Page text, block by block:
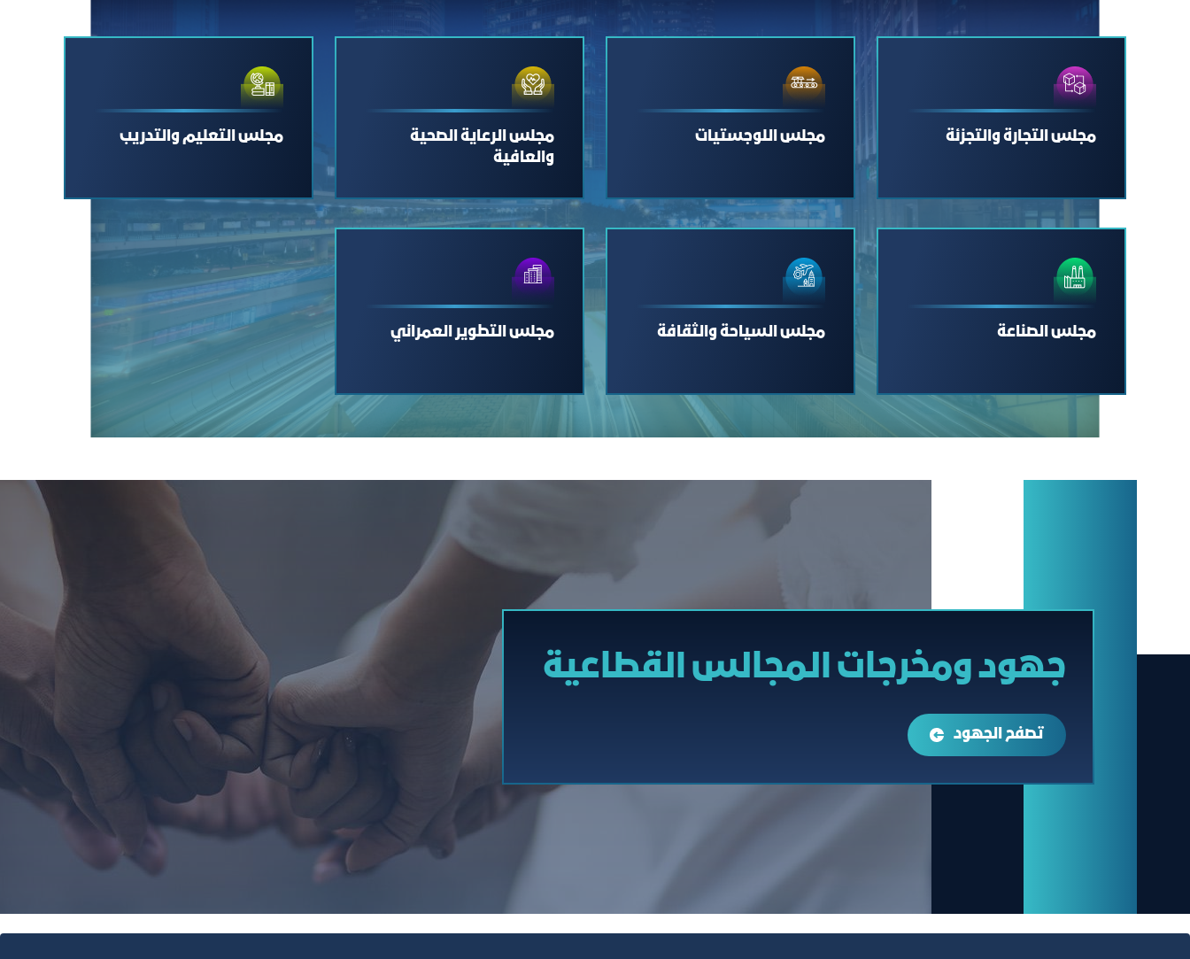
مجلس التجارة والتجزئة مجلس اللوجستيات
مجلس الرعاية الصحية
والعافية
مجلس التعليم والتدريب
مجلس الصناعة مجلس السياحة والثقافة مجلس التطوير العمراني
جهود ومخرجات المجالس القطاعية
تصفح الجهود